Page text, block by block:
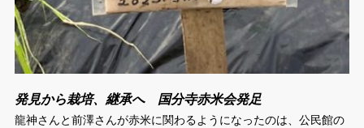
発見から栽培、継承へ 国分寺赤米会発足
龍神さんと前澤さんが赤米に関わるようになったのは、公民館の